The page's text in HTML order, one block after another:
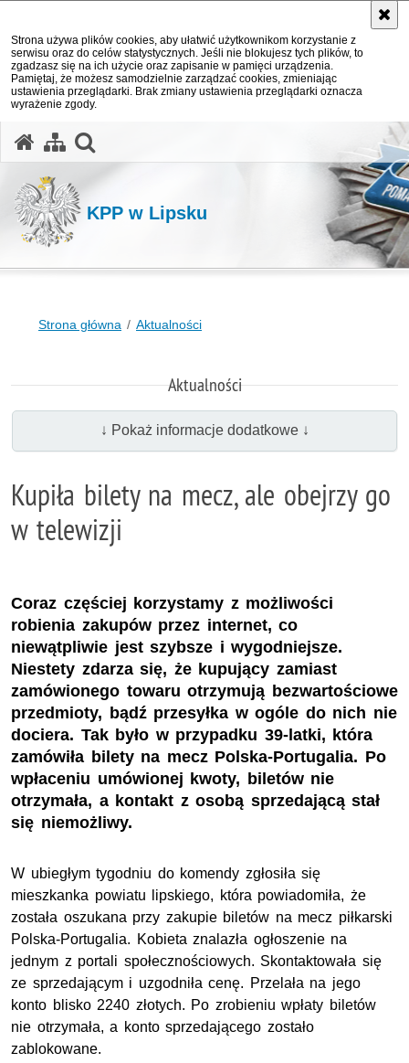
Strona używa plików cookies, aby ułatwić użytkownikom korzystanie z
serwisu oraz do celów statystycznych. Jeśli nie blokujesz tych plików, to
zgadzasz się na ich użycie oraz zapisanie w pamięci urządzenia.
Pamiętaj, że możesz samodzielnie zarządzać cookies, zmieniając
ustawienia przeglądarki. Brak zmiany ustawienia przeglądarki oznacza
wyrażenie zgody.
KPP w Lipsku
Strona główna Aktualności
Aktualności
↓ Pokaż informacje dodatkowe ↓
Kupiła bilety na mecz, ale obejrzy go
w telewizji
Coraz częściej korzystamy z możliwości
robienia zakupów przez internet, co
niewątpliwie jest szybsze i wygodniejsze.
Niestety zdarza się, że kupujący zamiast
zamówionego towaru otrzymują bezwartościowe
przedmioty, bądź przesyłka w ogóle do nich nie
dociera. Tak było w przypadku 39-latki, która
zamówiła bilety na mecz Polska-Portugalia. Po
wpłaceniu umówionej kwoty, biletów nie
otrzymała, a kontakt z osobą sprzedającą stał
się niemożliwy.
W ubiegłym tygodniu do komendy zgłosiła się
mieszkanka powiatu lipskiego, która powiadomiła, że
została oszukana przy zakupie biletów na mecz piłkarski
Polska-Portugalia. Kobieta znalazła ogłoszenie na
jednym z portali społecznościowych. Skontaktowała się
ze sprzedającym i uzgodniła cenę. Przelała na jego
konto blisko 2240 złotych. Po zrobieniu wpłaty biletów
nie otrzymała, a konto sprzedającego zostało
zablokowane.